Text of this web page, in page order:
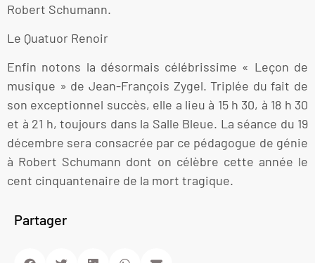
Robert Schumann.
Le Quatuor Renoir
Enfin notons la désormais célébrissime « Leçon de
musique » de Jean-François Zygel. Triplée du fait de
son exceptionnel succès, elle a lieu à 15 h 30, à 18 h 30
et à 21 h, toujours dans la Salle Bleue. La séance du 19
décembre sera consacrée par ce pédagogue de génie
à Robert Schumann dont on célèbre cette année le
cent cinquantenaire de la mort tragique.
Partager